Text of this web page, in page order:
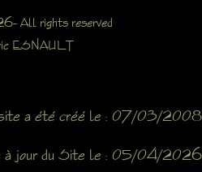
All rights reserved
ESNAULT
a été créé le : 07/03/2008
à jour du Site le : 05/04/2026